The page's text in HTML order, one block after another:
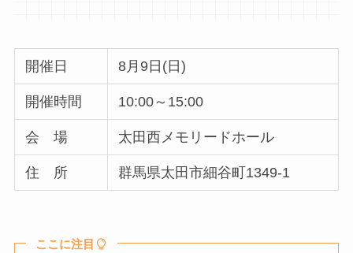
開催日 8月9日(日)
開催時間 10:00～15:00
会 場 太田西メモリードホール
住 所 群馬県太田市細谷町1349-1
ここに注目